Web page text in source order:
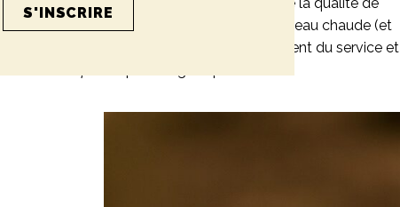
de chauffer la tasse ou le verre avec de l’eau chaude (et
permettra de ne pas le refroidir au moment du service et
de l’